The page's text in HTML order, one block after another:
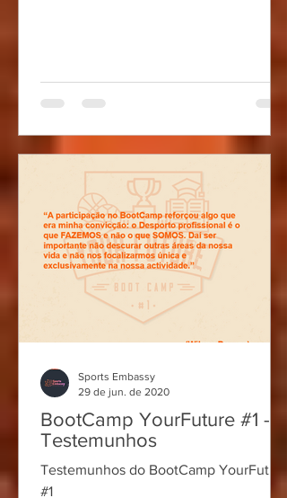
BootCamp YourFuture #1 -
Testemunhos
Testemunhos do BootCamp YourFuture
#1
Sports Embassy
29 de jun. de 2020